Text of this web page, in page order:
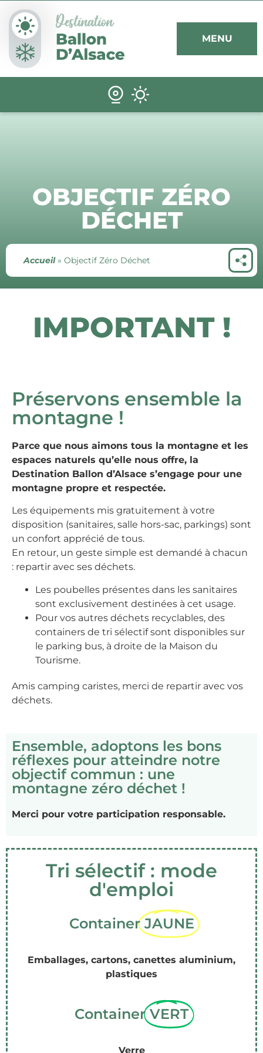
MENU
OBJECTIF ZÉRO
DÉCHET
Accueil» Objectif Zéro Déchet
IMPORTANT !
Préservons ensemble la
montagne !
Parce que nous aimons tous la montagne et les
espaces naturels qu’elle nous offre, la
Destination Ballon d’Alsace s’engage pour une
montagne propre et respectée.
Les équipements mis gratuitement à votre
disposition (sanitaires, salle hors-sac, parkings) sont
un confort apprécié de tous.
En retour, un geste simple est demandé à chacun
: repartir avec ses déchets.
Les poubelles présentes dans les sanitaires
sont exclusivement destinées à cet usage.
Pour vos autres déchets recyclables, des
containers de tri sélectif sont disponibles sur
le parking bus, à droite de la Maison du
Tourisme.
Amis camping caristes, merci de repartir avec vos
déchets.
Ensemble, adoptons les bons
réflexes pour atteindre notre
objectif commun : une
montagne zéro déchet !
Merci pour votre participation responsable.
Tri sélectif : mode
d'emploi
Container JAUNE
Emballages, cartons, canettes aluminium,
plastiques
Container VERT
Verre
Panneau de gestion des cookies